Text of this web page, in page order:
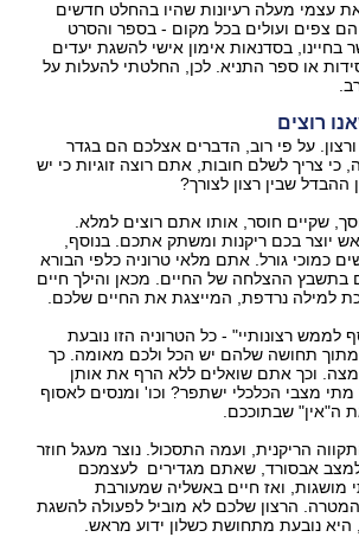
את עצמי מעלה רעיונות שהיו בהחלט חדשים
צפים ועולים בכל מקום - בספר והסרט
בסדנאות אימון אישי להשגת יעדים
או ספר התניא. לכן, החלטתי להעלות על
רוצים
על פי רוב, הדברים אצלכם הם בגדר
כי צריך לשלם חובות, אתם רוצה זוגיות כי יש
שבין רצון לצורך?
שקיים חוסר, אותו אתם רוצים למלא.
יוצר בכם ריקנות ומשתק אתכם. בנוסף,
גורל. אתם מלאי טרוניה כלפי הבורא
ההצלחה של החיים. מכאן והילך חיים
למילה נרדפת, המייצגת את החיים שלכם.
לממש רצונותיי" - כל הטרוניה הזו נובעת
תחושה שלהם יש הכל ולכם מאומה. כך
וכך אתם שואלים ללא הרף את אותן
מצבי הכלכלי ישתפר? וכו' ומנסים לאסוף
ה"אין" שבתוככם.
הריקנית, ועמה התסכול. נוצר מעגל חוזר
למצב אבסורד, שאתם מגדירים לעצמכם
ואז חיים באשליה שמעורבת
הרצון שלכם לא מוביל לפעולה להשגת
נובעת מתחושת כשלון ידוע מראש.